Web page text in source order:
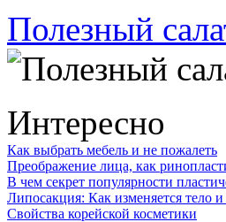
Полезный
Интересно
Как выбрать мебель и не пожалеть
Преображение лица, как
В чем секрет популярности
Липосакция: Как изменяется тело и
Свойства корейской косметики